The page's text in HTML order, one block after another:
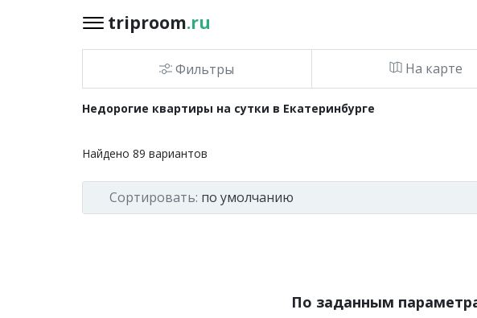
triproom.ru
triproom.ru
Войти / Зарегистрироваться
Фильтры На карте
Недорогие квартиры на сутки в Екатеринбурге
Найдено 89 вариантов
Сортировать: по умолчанию
По заданным